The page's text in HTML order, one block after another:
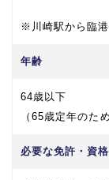
※川崎駅から臨
年齢
64歳以下
（65歳定年のため
必要な免許・資格